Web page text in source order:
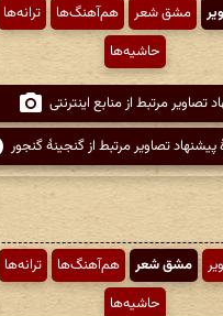
مشق شعر هم‌آهنگ‌ها ترانه‌ها
حاشیه‌ها
تصاویر مرتبط از منابع اینترنتی
پیشنهاد تصاویر مرتبط از گنجینهٔ گنجور
مشق شعر هم‌آهنگ‌ها ترانه‌ها
حاشیه‌ها